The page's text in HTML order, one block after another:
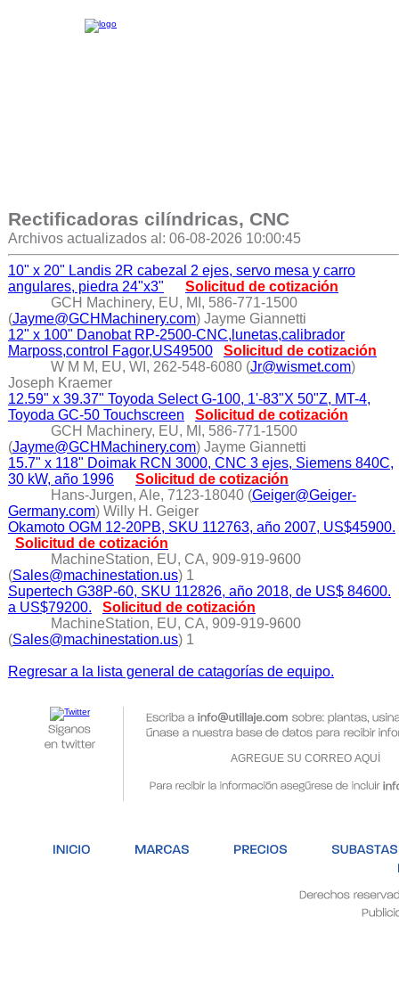
Rectificadoras cilíndricas, CNC
Archivos actualizados al: 06-08-2026 10:00:45
10" x 20" Landis 2R cabezal 2 ejes, servo mesa y carro
angulares, piedra 24"x3"
Solicitud de cotización
GCH Machinery, EU, MI, 586-771-1500
(Jayme@GCHMachinery.com) Jayme Giannetti
12" x 100" Danobat RP-2500-CNC,lunetas,calibrador
Marposs,control Fagor,US49500
Solicitud de cotización
W M M, EU, WI, 262-548-6080 (Jr@wismet.com)
Joseph Kraemer
12.59" x 39.37" Toyoda Select G-100, 1'-83"X 50"Z, MT-4,
Toyoda GC-50 Touchscreen
Solicitud de cotización
GCH Machinery, EU, MI, 586-771-1500
(Jayme@GCHMachinery.com) Jayme Giannetti
15.7" x 118" Doimak RCN 3000, CNC 3 ejes, Siemens 840C,
30 kW, año 1996
Solicitud de cotización
Hans-Jurgen, Ale, 7123-18040 (Geiger@Geiger-
Germany.com) Willy H. Geiger
Okamoto OGM 12-20PB, SKU 112763, año 2007, US$45900.
Solicitud de cotización
MachineStation, EU, CA, 909-919-9600
(Sales@machinestation.us) 1
Supertech G38P-60, SKU 112826, año 2018, de US$ 84600.
a US$79200.
Solicitud de cotización
MachineStation, EU, CA, 909-919-9600
(Sales@machinestation.us) 1
Regresar a la lista general de catagorías de equipo.